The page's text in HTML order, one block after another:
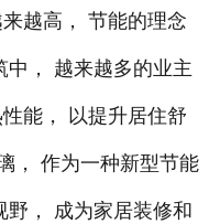
联系我们
高铝硅玻璃
越高， 节能的理念
， 越来越多的业主
能， 以提升居住舒
， 作为一种新型节能
， 成为家居装修和